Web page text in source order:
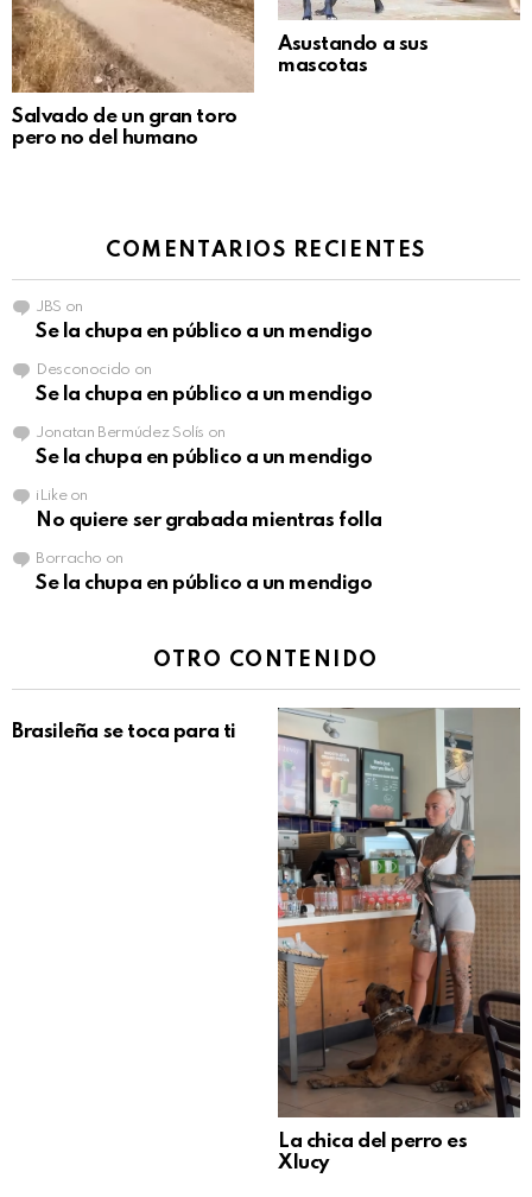
Salvado de un gran toro
pero no del humano
Asustando a sus
mascotas
COMENTARIOS RECIENTES
JBS on
Se la chupa en público a un mendigo
Desconocido on
Se la chupa en público a un mendigo
Jonatan Bermúdez Solís on
Se la chupa en público a un mendigo
iLikeon
No quiere ser grabada mientras folla
Borracho on
Se la chupa en público a un mendigo
OTRO CONTENIDO
Brasileña se toca para ti
La chica del perro es
Xlucy